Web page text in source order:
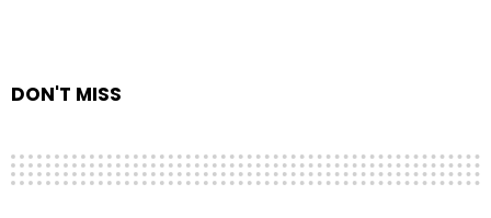
DON'T MISS